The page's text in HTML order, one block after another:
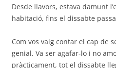
Desde llavors, estava damunt
habitació, fins el dissabte
Com vos vaig contar el cap de
genial. Va ser agafar-lo i no
pràcticament, tot el dissabte